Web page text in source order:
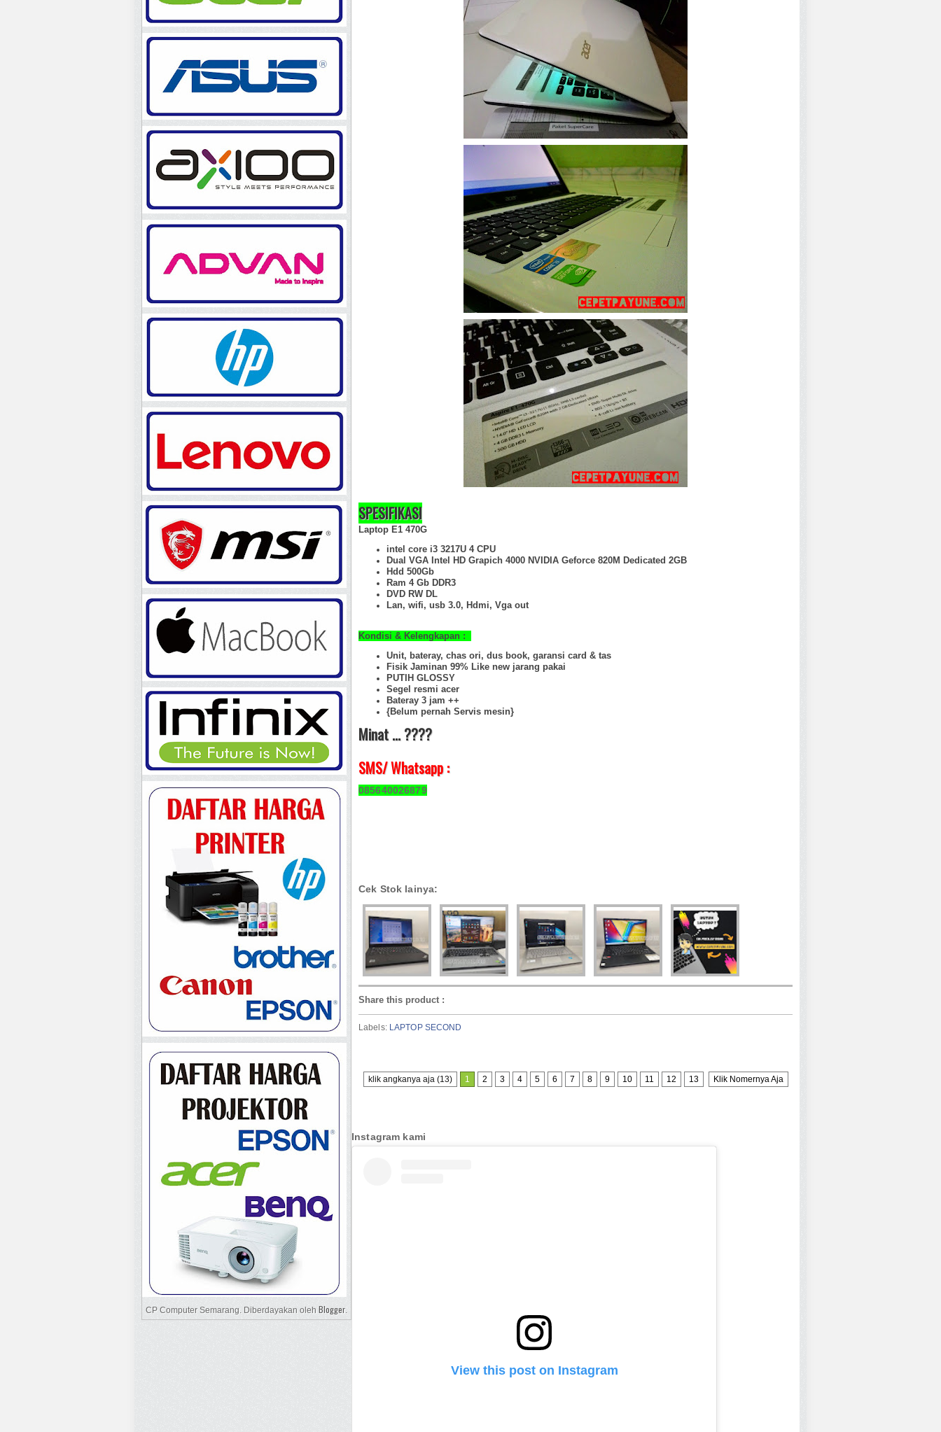
SPESIFIKASI
Laptop E1 470G
intel core i3 3217U 4 CPU
Dual VGA Intel HD Grapich 4000 NVIDIA Geforce 820M Dedicated 2GB
Hdd 500Gb
Ram 4 Gb DDR3
DVD RW DL
Lan, wifi, usb 3.0, Hdmi, Vga out
Kondisi & Kelengkapan :
Unit, bateray, chas ori, dus book, garansi card & tas
Fisik Jaminan 99% Like new jarang pakai
PUTIH GLOSSY
Segel resmi acer
Bateray 3 jam ++
{Belum pernah Servis mesin}
Minat ... ????
SMS/ Whatsapp :
085640026879
Cek Stok lainya:
Share this product :
Labels: LAPTOP SECOND
klik angkanya aja (13) 1 2 3 4 5 6 7 8 9 10 11 12 13 Klik Nomernya Aja
Instagram kami
View this post on Instagram
CP Computer Semarang. Diberdayakan oleh Blogger.